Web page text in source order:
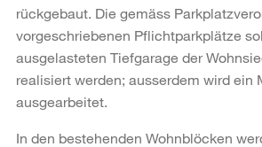
rückgebaut. Die gemäss
vorgeschriebenen Pflichtparkplätze
ausgelasteten Tiefgarage der
realisiert werden; ausserdem wird ein
ausgearbeitet.
In den bestehenden Wohnblöcken